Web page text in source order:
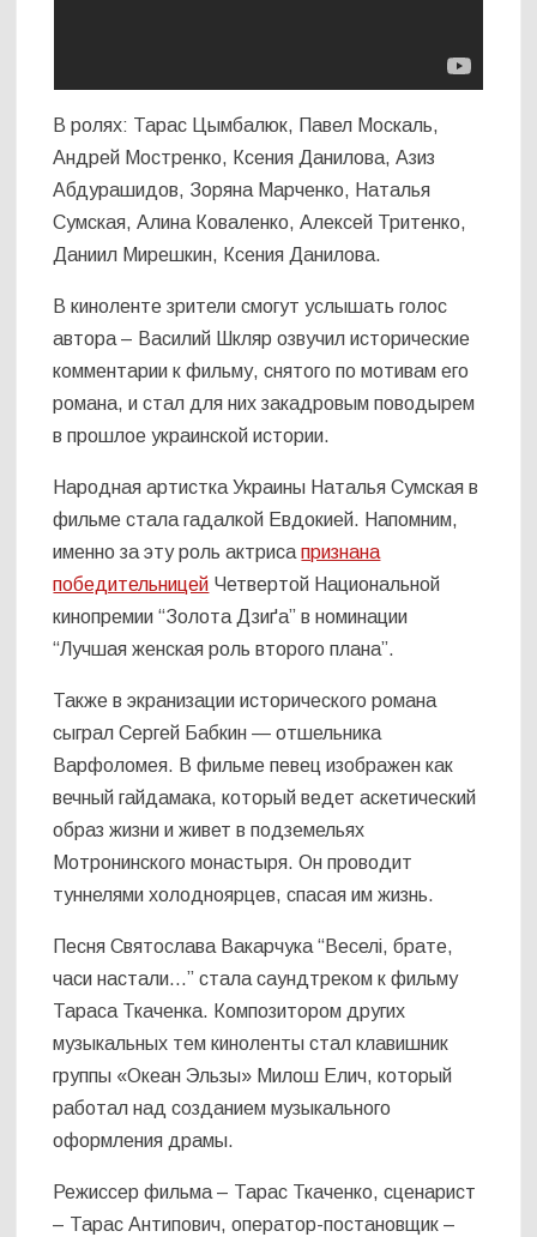
В ролях: Тарас Цымбалюк, Павел Москаль,
Андрей Мостренко, Ксения Данилова, Азиз
Абдурашидов, Зоряна Марченко, Наталья
Сумская, Алина Коваленко, Алексей Тритенко,
Даниил Мирешкин, Ксения Данилова.
В киноленте зрители смогут услышать голос
автора – Василий Шкляр озвучил исторические
комментарии к фильму, снятого по мотивам его
романа, и стал для них закадровым поводырем
в прошлое украинской истории.
Народная артистка Украины Наталья Сумская в
фильме стала гадалкой Евдокией. Напомним,
именно за эту роль актрисапризнана
победительницей Четвертой Национальной
кинопремии “Золота Дзиґа” в номинации
“Лучшая женская роль второго плана”.
Также в экранизации исторического романа
сыграл Сергей Бабкин — отшельника
Варфоломея. В фильме певец изображен как
вечный гайдамака, который ведет аскетический
образ жизни и живет в подземельях
Мотронинского монастыря. Он проводит
туннелями холодноярцев, спасая им жизнь.
Песня Святослава Вакарчука “Веселі, брате,
часи настали…” стала саундтреком к фильму
Тараса Ткаченка. Композитором других
музыкальных тем киноленты стал клавишник
группы «Океан Эльзы» Милош Елич, который
работал над созданием музыкального
оформления драмы.
Режиссер фильма – Тарас Ткаченко, сценарист
– Тарас Антипович, оператор-постановщик –